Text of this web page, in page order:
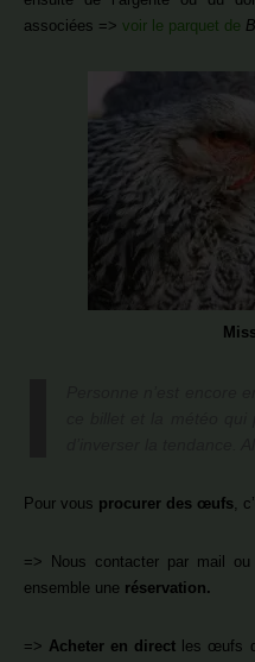
associées => voir le parquet de
Pour vous procurer des œufs,
=> Nous contacter par mail
ensemble une réservation.
=> Acheter en direct les œufs